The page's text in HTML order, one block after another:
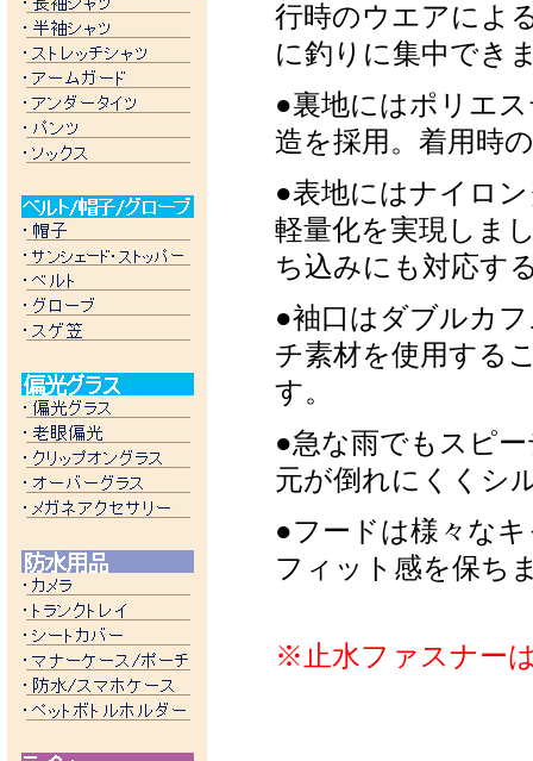
行時のウエアによ
に釣りに集中でき
●裏地にはポリエ
造を採用。着用時
●表地にはナイロ
軽量化を実現しま
ち込みにも対応す
●袖口はダブルカ
チ素材を使用する
す。
●急な雨でもスピ
元が倒れにくくシ
●フードは様々な
フィット感を保ち
※止水ファスナー